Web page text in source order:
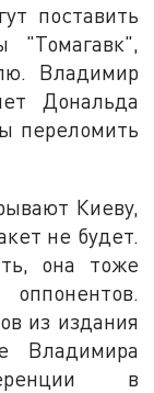
поставить
"Томагавк",
Владимир
Дональда
переломить
Киеву,
не будет.
она тоже
из издания
Владимира
в